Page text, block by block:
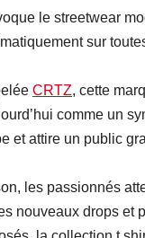
le streetwear
sur
CRTZ, cette
comme un
et attire un public
les passionnés
nouveaux drops et